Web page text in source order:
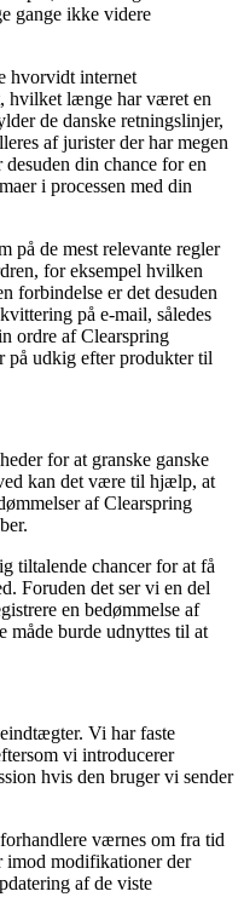
gange ikke videre
hvorvidt internet
hvilket længe har været en
de danske retningslinjer,
af jurister der har megen
din chance for en
i processen med din
på de mest relevante regler
for eksempel hvilken
forbindelse er det desuden
på e-mail, således
ordre af Clearspring
på udkig efter produkter til
for at granske ganske
kan det være til hjælp, at
af Clearspring
tiltalende chancer for at få
Foruden det ser vi en del
en bedømmelse af
måde burde udnyttes til at
Vi har faste
vi introducerer
hvis den bruger vi sender
værnes om fra tid
imod modifikationer der
af de viste